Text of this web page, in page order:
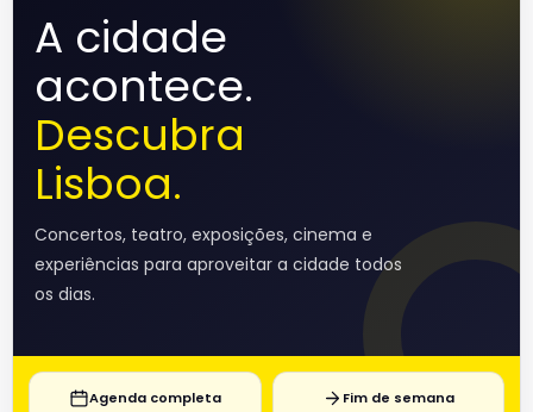
A cidade
acontece.
Descubra
Lisboa.
Concertos, teatro, exposições, cinema e
experiências para aproveitar a cidade todos
os dias.
Agenda completa Fim de semana